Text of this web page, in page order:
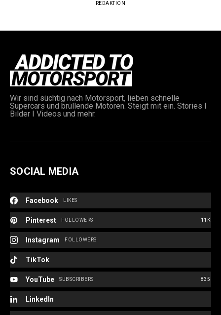
REDAKTION
Wir sind süchtig nach Motorsport, lieben schnelle
Supercars und brüllende Motoren. Steigt mit ein. Stories I
Bilder I Videos und mehr.
SOCIAL MEDIA
Facebook LIKES
Pinterest 11K
FOLLOWERS
Instagram FOLLOWERS
TikTok
YouTube 835
SUBSCRIBERS
LinkedIn